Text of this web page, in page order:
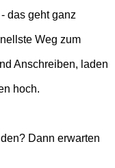
das geht ganz
Weg zum
Anschreiben, laden
hoch.
Dann erwarten